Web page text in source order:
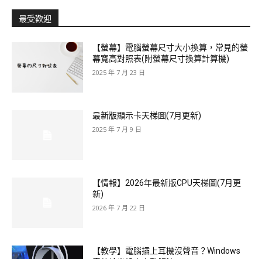
最受歡迎
【螢幕】電腦螢幕尺寸大小換算，常見的螢
幕寬高對照表(附螢幕尺寸換算計算機)
2025 年 7 月 23 日
最新版顯示卡天梯圖(7月更新)
2025 年 7 月 9 日
【情報】2026年最新版CPU天梯圖(7月更
新)
2026 年 7 月 22 日
【教學】電腦插上耳機沒聲音？Windows